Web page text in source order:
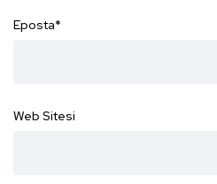
Eposta*
Web Sitesi